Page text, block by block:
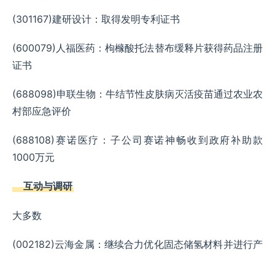
(301167)建研设计：取得发明专利证书
(600079)人福医药：枸橼酸托法替布缓释片获得药品注册
证书
(688098)申联生物：牛结节性皮肤病灭活疫苗通过农业农
村部应急评价
(688108)赛诺医疗：子公司赛诺神畅收到政府补助款
1000万元
互动与调研
大多数
(002182)云海金属：继续合力优化固态储氢材料并进行产